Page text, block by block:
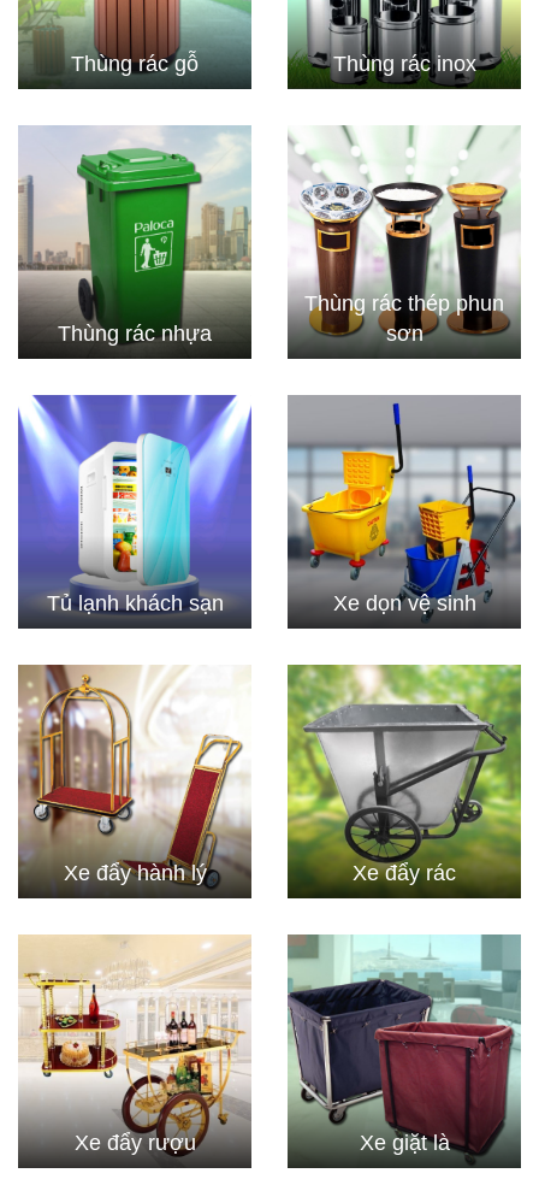
Thùng rác gỗ Thùng rác inox
Thùng rác nhựa
Thùng rác thép phun
sơn
Tủ lạnh khách sạn Xe dọn vệ sinh
Xe đẩy hành lý Xe đẩy rác
Xe đẩy rượu Xe giặt là